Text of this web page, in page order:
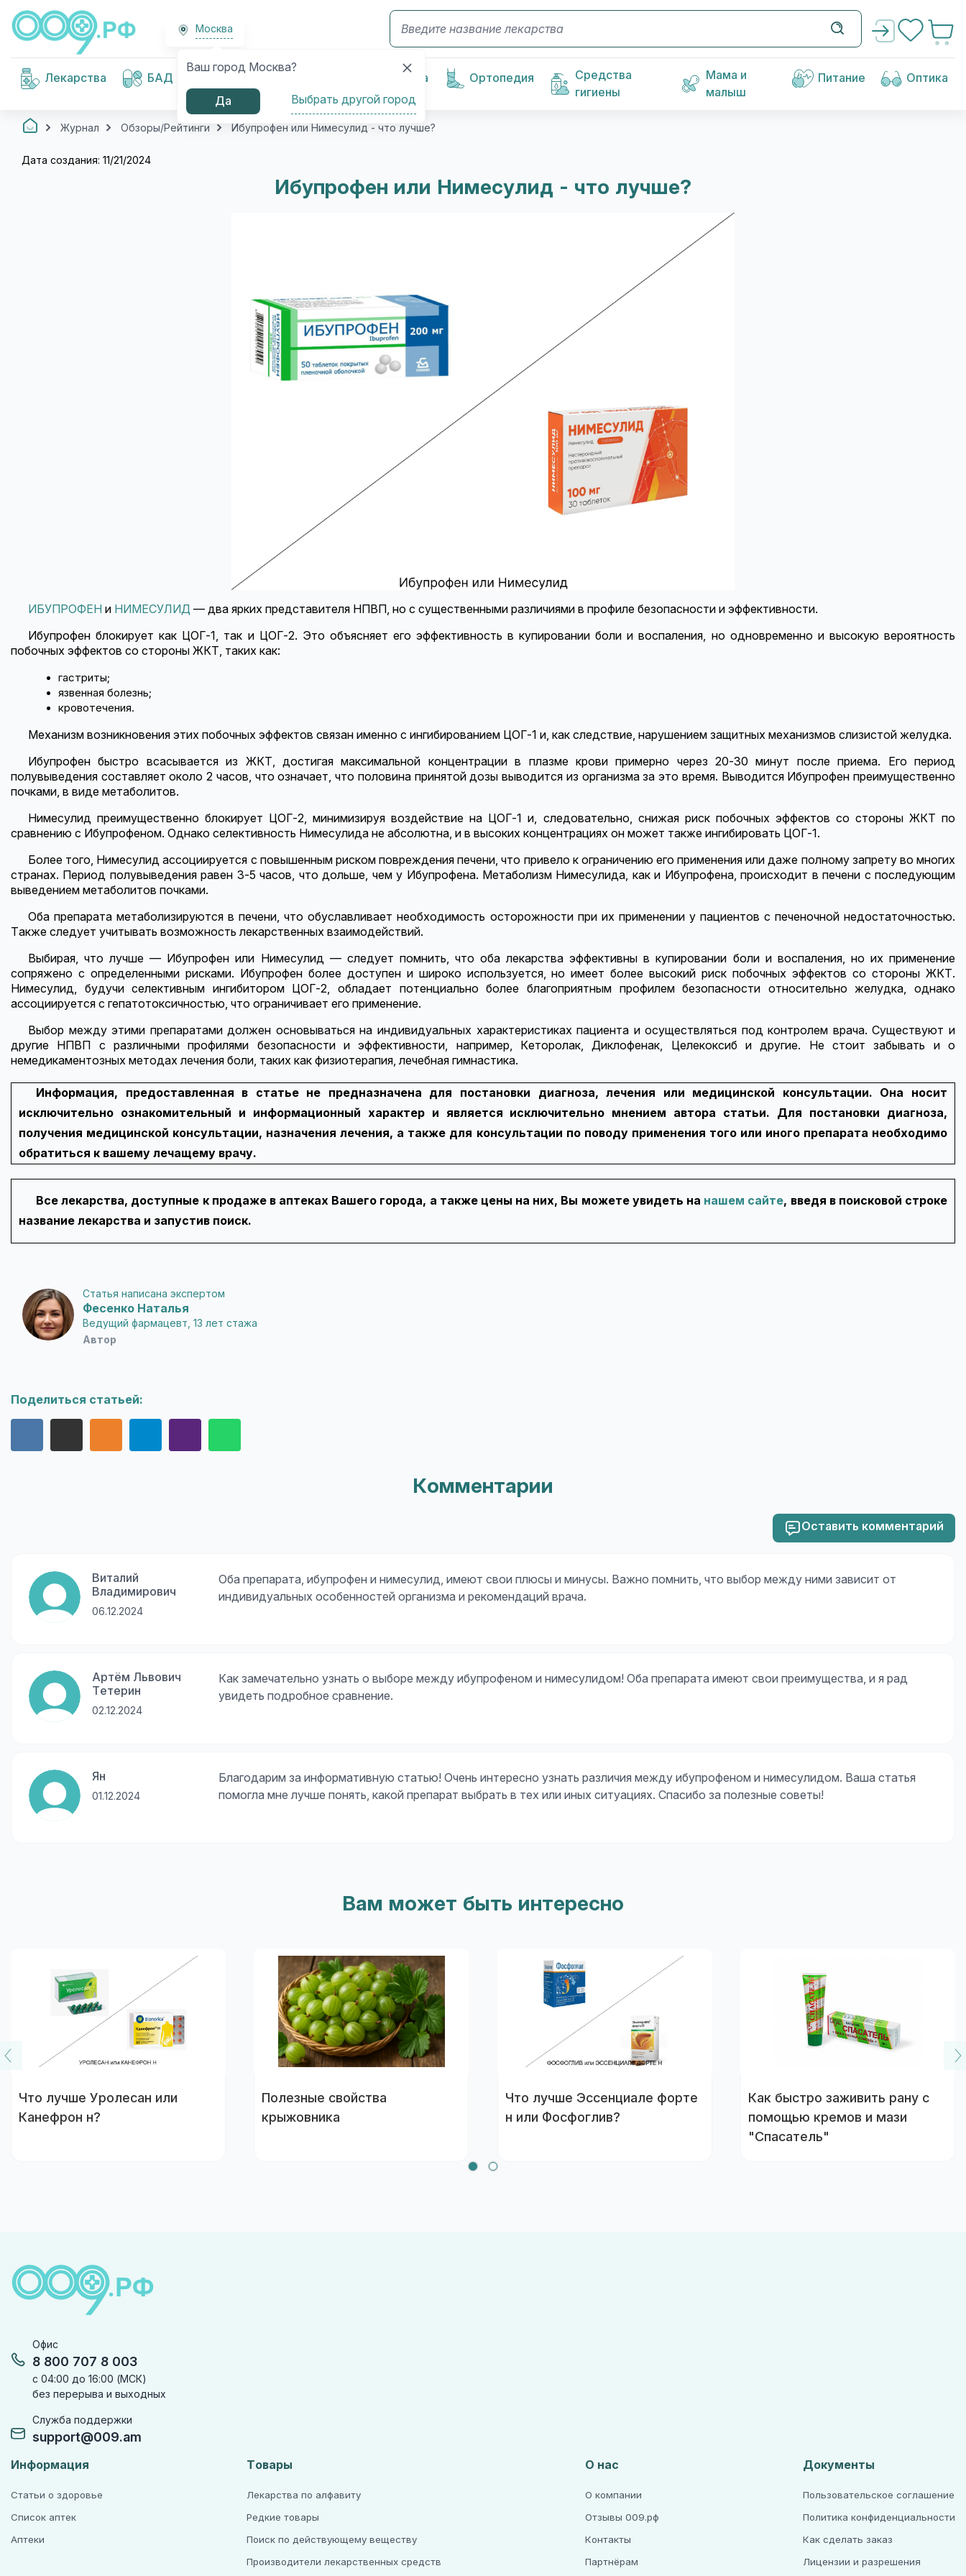
Москва
Ваш город Москва?
Да Выбрать другой город
Лекарства БАД
Медицинские
изделия
Косметика Ортопедия
Средства
гигиены
Мама и
малыш
Питание Оптика
Журнал Обзоры/Рейтинги Ибупрофен или Нимесулид - что лучше?
Дата создания: 11/21/2024
Ибупрофен или Нимесулид - что лучше?
ИБУПРОФЕН и НИМЕСУЛИД — два ярких представителя НПВП, но с существенными различиями в профиле безопасности и эффективности.
Ибупрофен блокирует как ЦОГ-1, так и ЦОГ-2. Это объясняет его эффективность в купировании боли и воспаления, но одновременно и высокую вероятность
побочных эффектов со стороны ЖКТ, таких как:
гастриты;
язвенная болезнь;
кровотечения.
Механизм возникновения этих побочных эффектов связан именно с ингибированием ЦОГ-1 и, как следствие, нарушением защитных механизмов слизистой желудка.
Ибупрофен быстро всасывается из ЖКТ, достигая максимальной концентрации в плазме крови примерно через 20-30 минут после приема. Его период
полувыведения составляет около 2 часов, что означает, что половина принятой дозы выводится из организма за это время. Выводится Ибупрофен преимущественно
почками, в виде метаболитов.
Нимесулид преимущественно блокирует ЦОГ-2, минимизируя воздействие на ЦОГ-1 и, следовательно, снижая риск побочных эффектов со стороны ЖКТ по
сравнению с Ибупрофеном. Однако селективность Нимесулида не абсолютна, и в высоких концентрациях он может также ингибировать ЦОГ-1.
Более того, Нимесулид ассоциируется с повышенным риском повреждения печени, что привело к ограничению его применения или даже полному запрету во многих
странах. Период полувыведения равен 3-5 часов, что дольше, чем у Ибупрофена. Метаболизм Нимесулида, как и Ибупрофена, происходит в печени с последующим
выведением метаболитов почками.
Оба препарата метаболизируются в печени, что обуславливает необходимость осторожности при их применении у пациентов с печеночной недостаточностью.
Также следует учитывать возможность лекарственных взаимодействий.
Выбирая, что лучше — Ибупрофен или Нимесулид — следует помнить, что оба лекарства эффективны в купировании боли и воспаления, но их применение
сопряжено с определенными рисками. Ибупрофен более доступен и широко используется, но имеет более высокий риск побочных эффектов со стороны ЖКТ.
Нимесулид, будучи селективным ингибитором ЦОГ-2, обладает потенциально более благоприятным профилем безопасности относительно желудка, однако
ассоциируется с гепатотоксичностью, что ограничивает его применение.
Выбор между этими препаратами должен основываться на индивидуальных характеристиках пациента и осуществляться под контролем врача. Существуют и
другие НПВП с различными профилями безопасности и эффективности, например, Кеторолак, Диклофенак, Целекоксиб и другие. Не стоит забывать и о
немедикаментозных методах лечения боли, таких как физиотерапия, лечебная гимнастика.
Информация, предоставленная в статье не предназначена для постановки диагноза, лечения или медицинской консультации. Она носит
исключительно ознакомительный и информационный характер и является исключительно мнением автора статьи. Для постановки диагноза,
получения медицинской консультации, назначения лечения, а также для консультации по поводу применения того или иного препарата необходимо
обратиться к вашему лечащему врачу.
Все лекарства, доступные к продаже в аптеках Вашего города, а также цены на них, Вы можете увидеть на нашем сайте, введя в поисковой строке
название лекарства и запустив поиск.
Статья написана экспертом
Фесенко Наталья
Ведущий фармацевт, 13 лет стажа
Автор
Поделиться статьей:
Комментарии
Оставить комментарий
Виталий
Владимирович
06.12.2024
Оба препарата, ибупрофен и нимесулид, имеют свои плюсы и минусы. Важно помнить, что выбор между ними зависит от
индивидуальных особенностей организма и рекомендаций врача.
Артём Львович
Тетерин
02.12.2024
Как замечательно узнать о выборе между ибупрофеном и нимесулидом! Оба препарата имеют свои преимущества, и я рад
увидеть подробное сравнение.
Ян
01.12.2024
Благодарим за информативную статью! Очень интересно узнать различия между ибупрофеном и нимесулидом. Ваша статья
помогла мне лучше понять, какой препарат выбрать в тех или иных ситуациях. Спасибо за полезные советы!
Вам может быть интересно
Что лучше Уролесан или
Канефрон н?
Полезные свойства
крыжовника
Что лучше Эссенциале форте
н или Фосфоглив?
Как быстро заживить рану с
помощью кремов и мази
"Спасатель"
Офис
8 800 707 8 003
с 04:00 до 16:00 (МСК)
без перерыва и выходных
Служба поддержки
support@009.am
Информация
Статьи о здоровье
Список аптек
Аптеки
Товары
Лекарства по алфавиту
Редкие товары
Поиск по действующему веществу
Производители лекарственных средств
О нас
О компании
Отзывы 009.рф
Контакты
Партнёрам
Документы
Пользовательское соглашение
Политика конфиденциальности
Как сделать заказ
Лицензии и разрешения